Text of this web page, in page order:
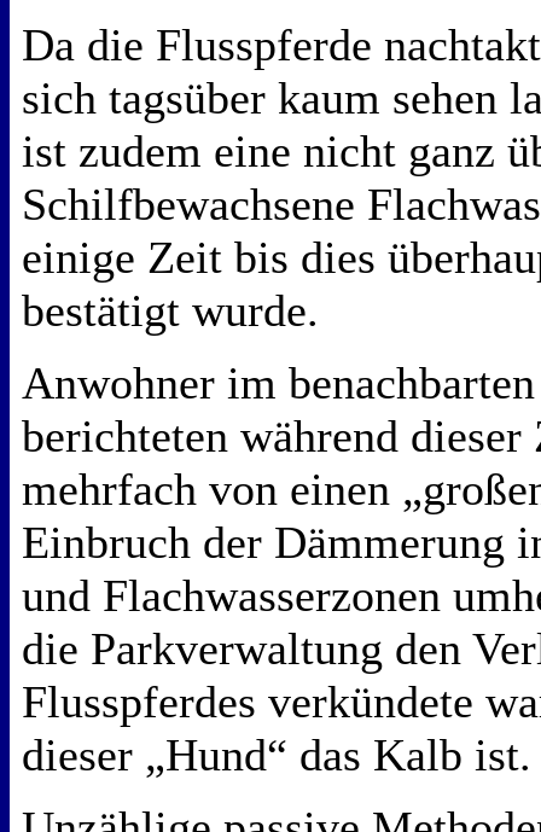
Da die Flusspferde
sich tagsüber kaum sehen
ist zudem eine nicht ganz
Schilfbewachsene
einige Zeit bis dies
bestätigt wurde.
Anwohner im
berichteten während dieser
mehrfach von einen
Einbruch der Dämmerung
und Flachwasserzonen
die Parkverwaltung den
Flusspferdes verkündete
dieser „Hund“ das Kalb ist.